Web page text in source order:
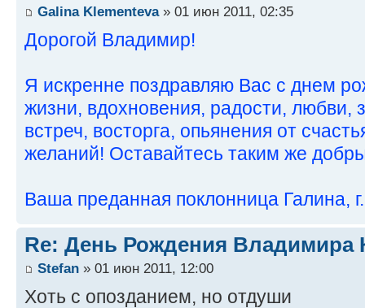
Galina Klementeva» 01 июн 2011, 02:35
Дорогой Владимир!
Я искренне поздравляю Вас с днем
жизни, вдохновения, радости, любви,
встреч, восторга, опьянения от
желаний! Оставайтесь таким же
Ваша преданная поклонница Галина,
Re: День Рождения Владимира
Stefan » 01 июн 2011, 12:00
Хоть с опозданием, но отдуши